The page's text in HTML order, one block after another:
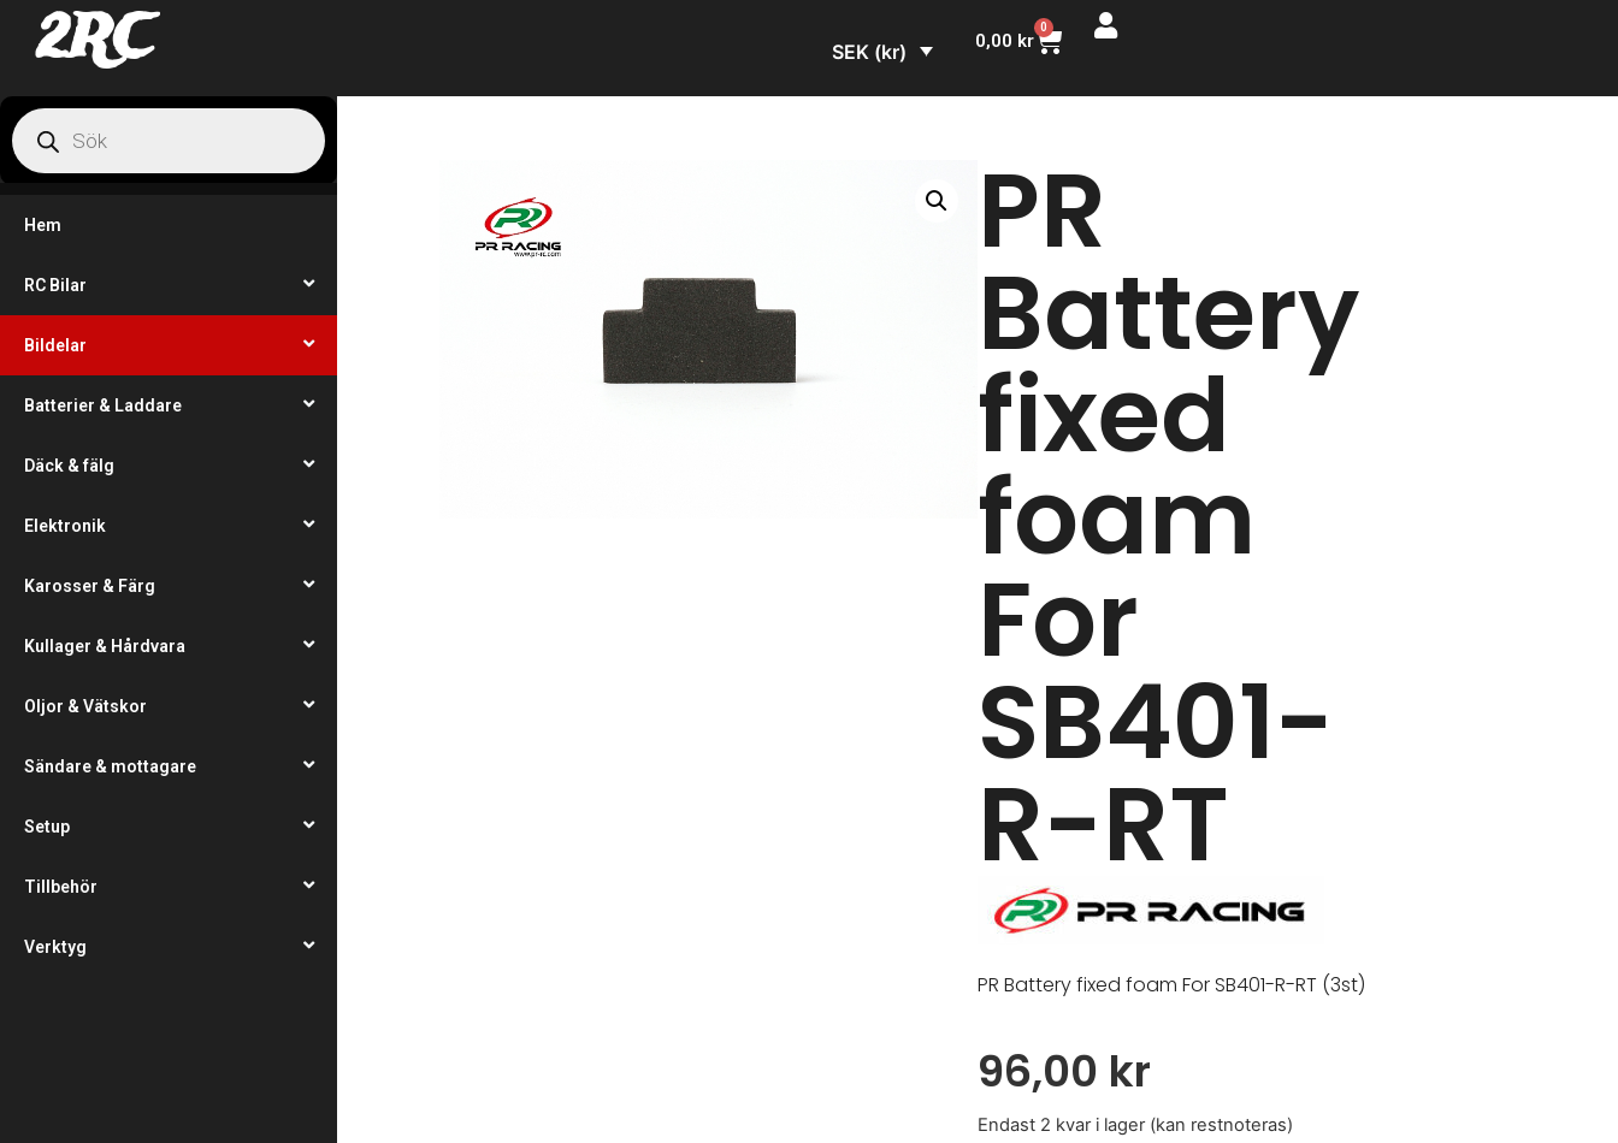
2RC SEK (kr) 0,00 kr
0
Hem
RC Bilar
Bildelar
Batterier & Laddare
Däck & fälg
Elektronik
Karosser & Färg
Kullager & Hårdvara
Oljor & Vätskor
Sändare & mottagare
Setup
Tillbehör
Verktyg
PR
Battery
fixed
foam
For
SB401-
R-RT
PR Battery fixed foam For SB401-R-RT (3st)
96,00 kr
Endast 2 kvar i lager (kan restnoteras)